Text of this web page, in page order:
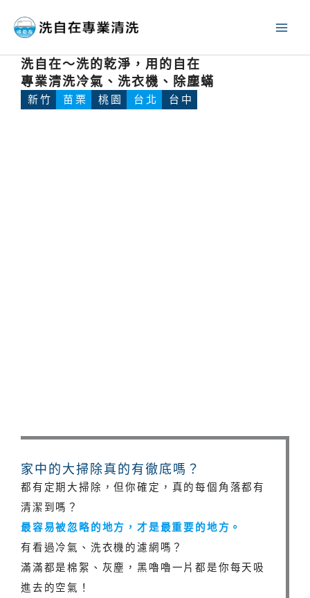
洗自在～洗的乾淨，用的自在
專業清洗冷氣、洗衣機、除塵蟎
新竹 苗栗 桃園 台北 台中
家中的大掃除真的有徹底嗎？
都有定期大掃除，但你確定，真的每個角落都有
清潔到嗎？
最容易被忽略的地方，才是最重要的地方。
有看過冷氣、洗衣機的濾網嗎？
滿滿都是棉絮、灰塵，黑嚕嚕一片都是你每天吸
進去的空氣！